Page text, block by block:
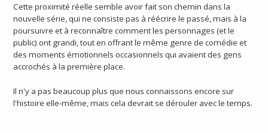
Cette proximité réelle semble avoir fait son chemin dans la
nouvelle série, qui ne consiste pas à réécrire le passé, mais à la
poursuivre et à reconnaître comment les personnages (et le
public) ont grandi, tout en offrant le même genre de comédie et
des moments émotionnels occasionnels qui avaient des gens
accrochés à la première place.
Il n'y a pas beaucoup plus que nous connaissons encore sur
l'histoire elle-même, mais cela devrait se dérouler avec le temps.